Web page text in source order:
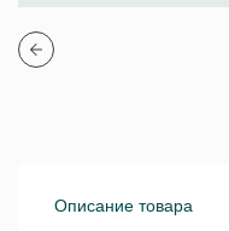
Описание товара